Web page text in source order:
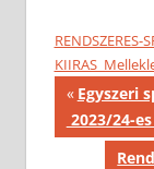
RENDSZERES-
Previous
Post:
Egyszeri
2023/24-
Next